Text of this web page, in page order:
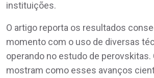
instituições.
O artigo reporta os resultados
momento com o uso de diversas
operando no estudo de perovskitas.
mostram como esses avanços